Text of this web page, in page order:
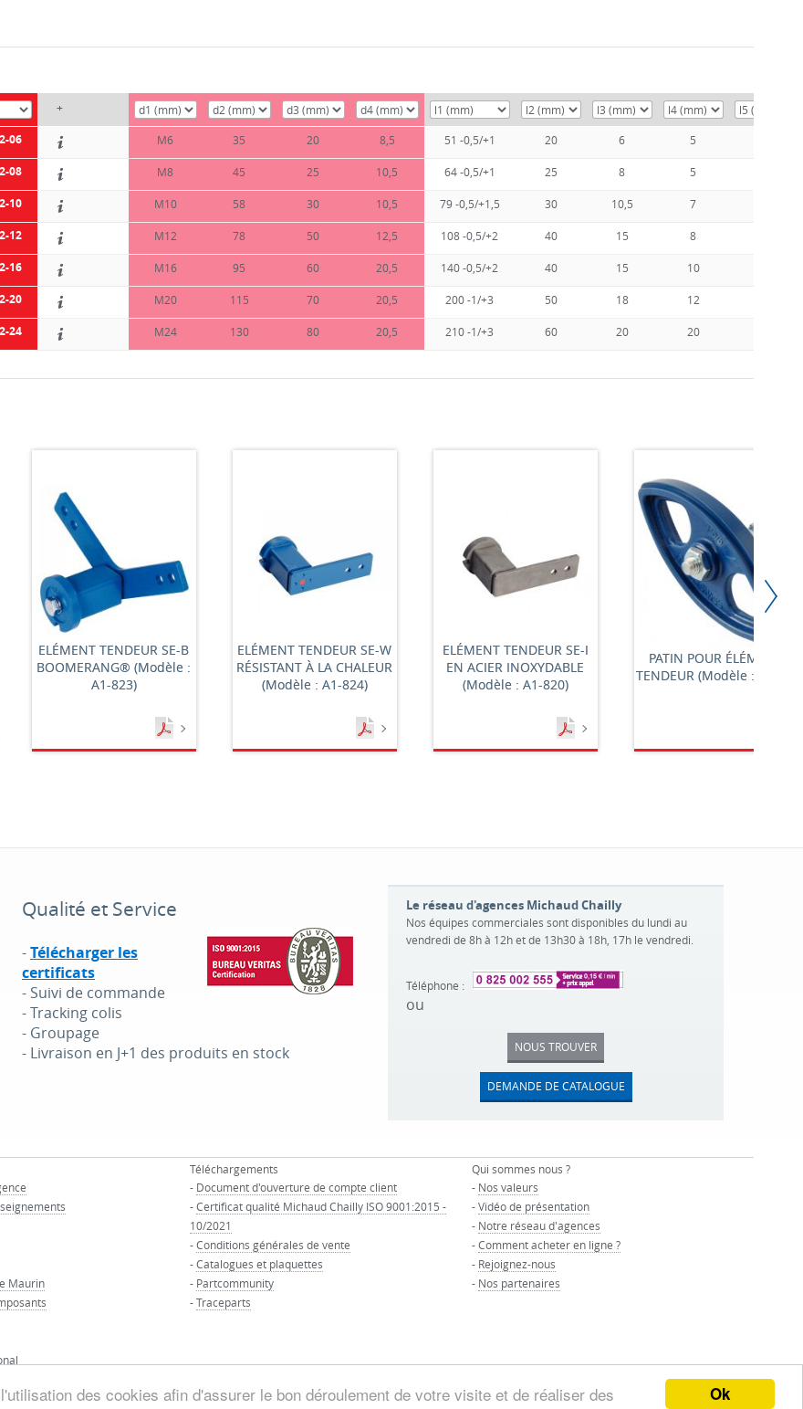
Ok
des cookies afin d'assurer le bon déroulement de votre visite et de réaliser des
+
06 M6 35 20 8,5 51 -0,5/+1 20 6 5
08 M8 45 25 10,5 64 -0,5/+1 25 8 5
10 M10 58 30 10,5 79 -0,5/+1,5 30 10,5 7
12 M12 78 50 12,5 108 -0,5/+2 40 15 8
16 M16 95 60 20,5 140 -0,5/+2 40 15 10
20 M20 115 70 20,5 200 -1/+3 50 18 12
24 M24 130 80 20,5 210 -1/+3 60 20 20
ELÉMENT TENDEUR SE-B
BOOMERANG® (Modèle :
A1-823)
ELÉMENT TENDEUR SE-W
RÉSISTANT À LA CHALEUR
(Modèle : A1-824)
ELÉMENT TENDEUR SE-I
EN ACIER INOXYDABLE
(Modèle : A1-820)
PATIN POUR ÉLÉMENT
TENDEUR (Modèle : A1-80)
Qualité et Service
-Télécharger les
certificats
- Suivi de commande
- Tracking colis
- Groupage
- Livraison en J+1 des produits en stock
Le réseau d'agences Michaud Chailly
Nos équipes commerciales sont disponibles du lundi au
vendredi de 8h à 12h et de 13h30 à 18h, 17h le vendredi.
Téléphone :
ou
NOUS TROUVER
DEMANDE DE CATALOGUE
Maurin
Téléchargements
- Document d'ouverture de compte client
-Certificat qualité Michaud Chailly ISO 9001:2015 -
10/2021
-Conditions générales de vente
-Catalogues et plaquettes
- Partcommunity
-Traceparts
Qui sommes nous ?
- Nos valeurs
-Vidéo de présentation
- Notre réseau d'agences
-Comment acheter en ligne ?
- Rejoignez-nous
- Nos partenaires
© GROUPE MAURIN - Tous droits réservés